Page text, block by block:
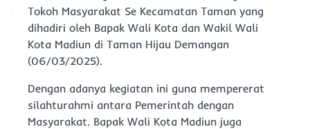
Tokoh Masyarakat Se Kecamatan Taman yang
dihadiri oleh Bapak Wali Kota dan Wakil Wali
Kota Madiun di Taman Hijau Demangan
(06/03/2025).
Dengan adanya kegiatan ini guna mempererat
silahturahmi antara Pemerintah dengan
Masyarakat. Bapak Wali Kota Madiun juga